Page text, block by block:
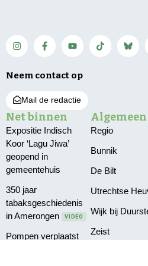
Neem contact op
Mail de redactie
Net binnen
Expositie Indisch
Koor ‘Lagu Jiwa’
geopend in
gemeentehuis
350 jaar
tabaksgeschiedenis
in Amerongen
VIDEO
Pompen verplaatst
Algemeen
Regio
Bunnik
De Bilt
Utrechtse
Wijk bij
Zeist